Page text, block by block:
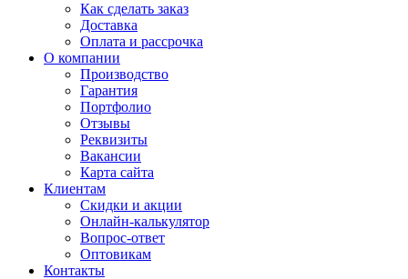
Как сделать заказ
Доставка
Оплата и рассрочка
О компании
Производство
Гарантия
Портфолио
Отзывы
Реквизиты
Вакансии
Карта сайта
Клиентам
Скидки и акции
Онлайн-калькулятор
Вопрос-ответ
Оптовикам
Контакты